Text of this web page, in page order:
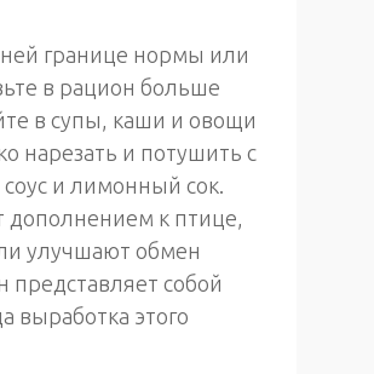
границе нормы или
в рацион больше
в супы, каши и овощи
нарезать и потушить с
и лимонный сок.
дополнением к птице,
улучшают обмен
собой
выработка этого